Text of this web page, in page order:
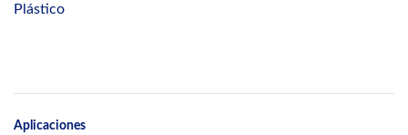
Plástico
Aplicaciones